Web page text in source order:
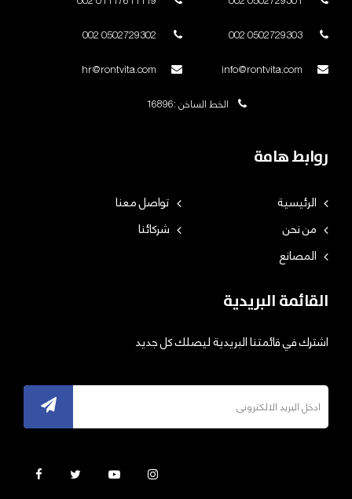
الخط الساخن :16896
روابط هامة
الرئيسية
تواصل معنا
من نحن
شركائنا
المصانع
القائمة البريدية
اشترك في قائمتنا البريدية ليصلك كل جديد